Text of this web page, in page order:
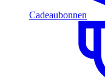
Cadeaubonnen